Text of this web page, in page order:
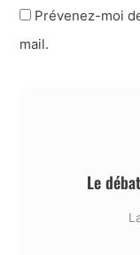
Prévenez-moi
mail.
Le